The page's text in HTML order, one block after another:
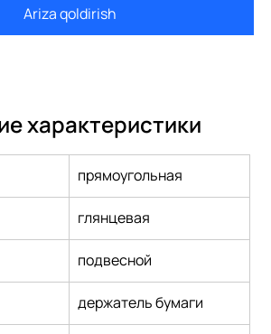
Ariza qoldirish
характеристики
прямоугольная
глянцевая
подвесной
держатель бумаги